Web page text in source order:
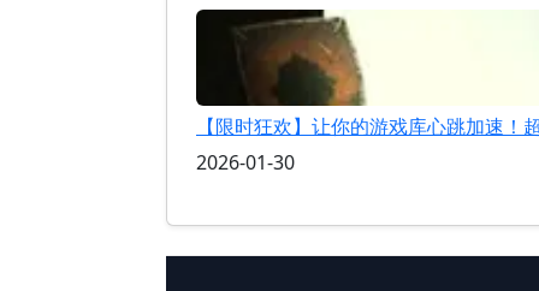
【限时狂欢】让你的游戏库心跳加速！
2026-01-30